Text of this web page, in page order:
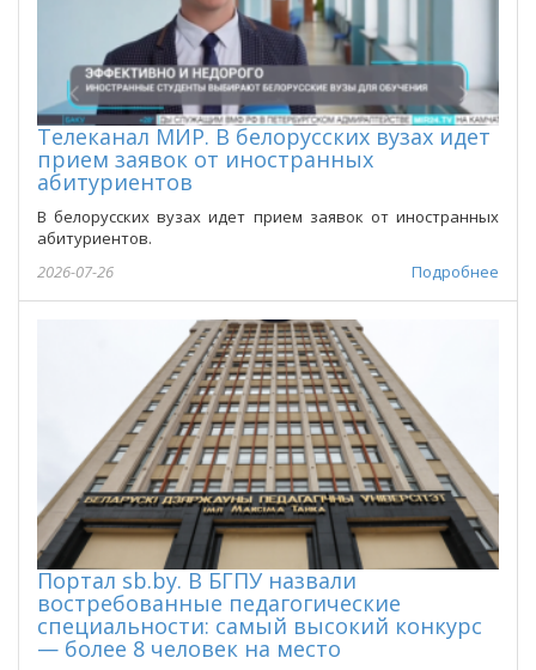
Телеканал МИР. В белорусских вузах идет
прием заявок от иностранных
абитуриентов
В белорусских вузах идет прием заявок от иностранных
абитуриентов.
Подробнее
2026-07-26
Портал sb.by. В БГПУ назвали
востребованные педагогические
специальности: самый высокий конкурс
— более 8 человек на место